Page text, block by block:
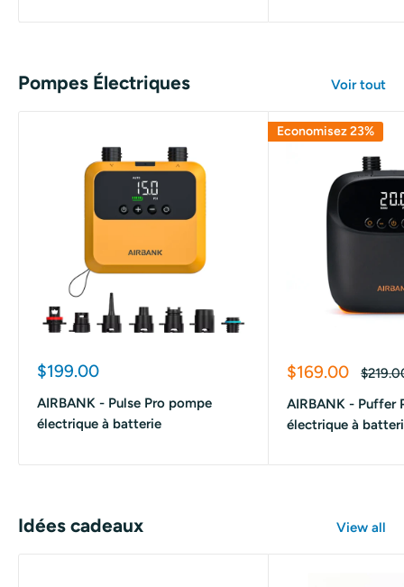
Pompes Électriques Voir tout
Prix
$199.00
AIRBANK - Pulse Pro pompe
électrique à batterie
Economisez 23%
Prix
$169.00
Prix
AIRBANK - Puffer
électrique à
Idées cadeaux View all